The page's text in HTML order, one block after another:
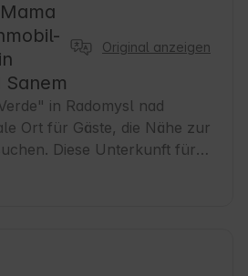
Sanem
Original anzeigen
in Radomysl nad
Ort für Gäste, die Nähe zur
Diese Unterkunft für
einen komfortablen
Atmosphäre, ideal